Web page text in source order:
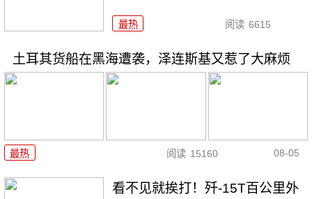
最热 阅读 6615
土耳其货船在黑海遭袭，泽连斯基又惹了大麻烦
最热 阅读 15160 08-05
看不见就挨打！歼-15T百公里外